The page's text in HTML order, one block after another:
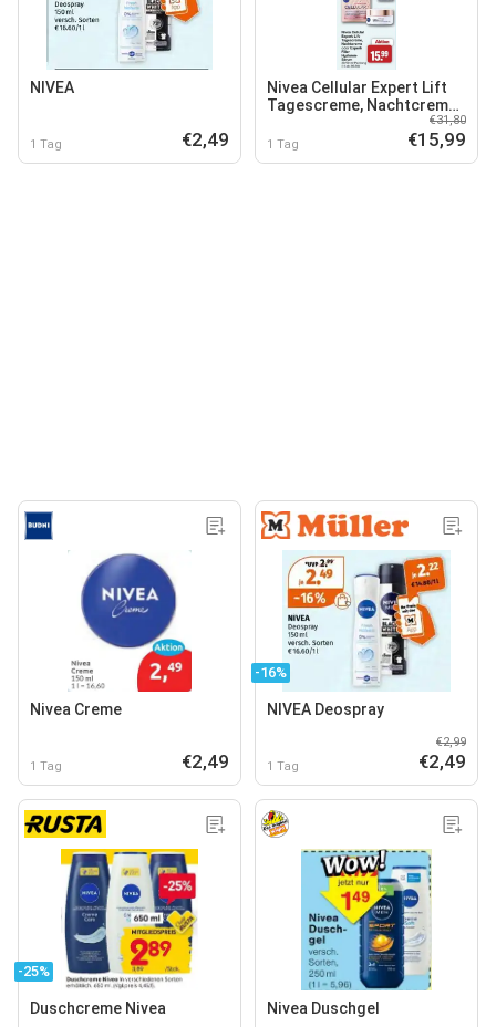
NIVEA
1 Tag €2,49
Nivea Cellular Expert Lift
Tagescreme, Nachtcreme
Hyaluron-Serum
1 Tag
€31,80
€15,99
Nivea Creme
1 Tag €2,49
-16%
NIVEA Deospray
1 Tag
€2,99
€2,49
-25%
Duschcreme Nivea Nivea Duschgel